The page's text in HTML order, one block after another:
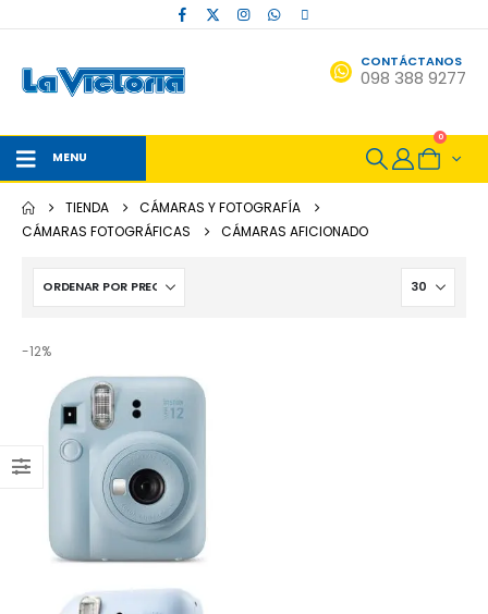
CONTÁCTANOS
098 388 9277
MENU
0
TIENDA
CÁMARAS Y FOTOGRAFÍA
CÁMARAS FOTOGRÁFICAS
CÁMARAS AFICIONADO
-12%